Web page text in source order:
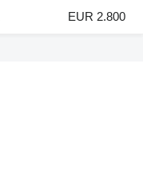
EUR 2.800